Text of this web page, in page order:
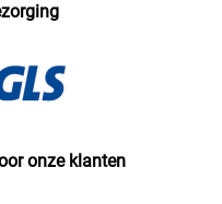
onze klanten